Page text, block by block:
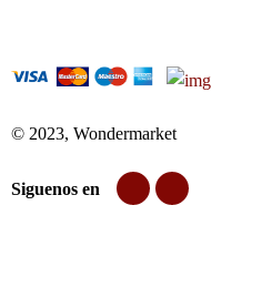
© 2023, Wondermarket
Siguenos en